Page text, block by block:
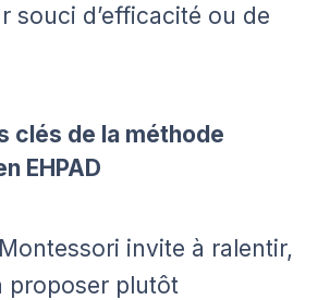
souci d’efficacité ou de
clés de la méthode
EHPAD
invite à ralentir,
proposer plutôt